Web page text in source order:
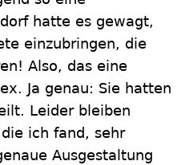
hatte es gewagt,
einzubringen, die
Also, das eine
Ja genau: Sie hatten
Leider bleiben
ich fand, sehr
Ausgestaltung